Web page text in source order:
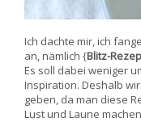
Ich dachte mir, ich
an, nämlich {Blitz-
Es soll dabei weniger
Inspiration. Deshalb
geben, da man diese
Lust und Laune